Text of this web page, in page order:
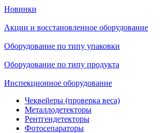
Новинки
Акции и восстановленное оборудование
Оборудование по типу упаковки
Оборудование по типу продукта
Инспекционное оборудование
Чеквейеры (проверка веса)
Металлодетекторы
Рентгендетекторы
Фотосепараторы